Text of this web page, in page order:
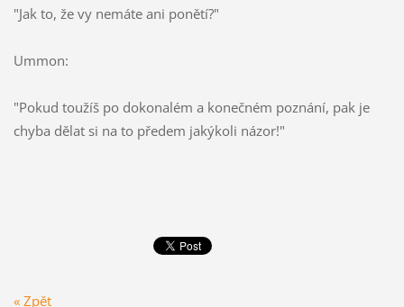
"Jak to, že vy nemáte ani ponětí?"
Ummon:
"Pokud toužíš po dokonalém a konečném poznání, pak je
chyba dělat si na to předem jakýkoli názor!"
« Zpět